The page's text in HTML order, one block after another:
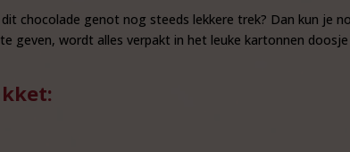
chocolade genot nog steeds lekkere trek? Dan kun je
geven, wordt alles verpakt in het leuke kartonnen